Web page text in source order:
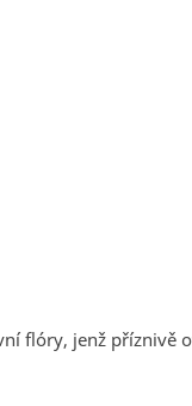
flóry, jenž příznivě